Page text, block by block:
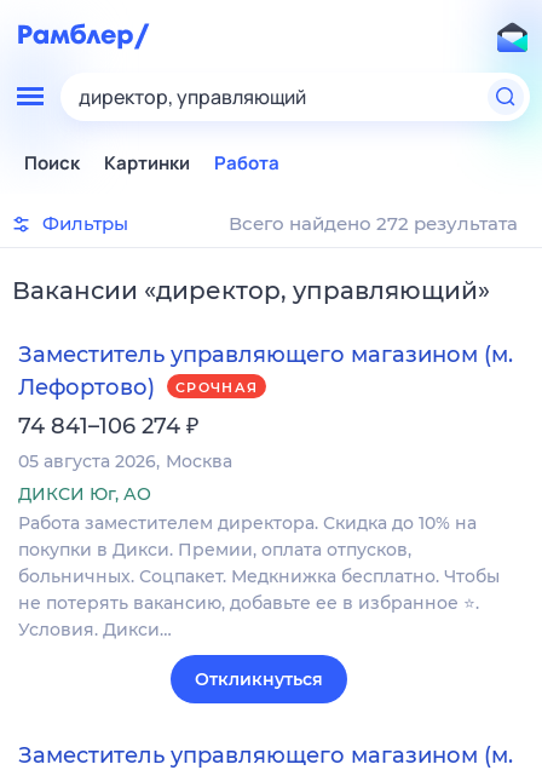
директор, управляющий
Поиск Картинки Работа
Фильтры Всего найдено 272 результата
Вакансии «директор, управляющий»
Заместитель управляющего магазином (м.
Лефортово)
СРОЧНАЯ
74 841–106 274 ₽
05 августа 2026 Москва
ДИКСИ Юг, АО
Работа заместителем директора. Скидка до 10% на
покупки в Дикси. Премии, оплата отпусков,
больничных. Соцпакет. Медкнижка бесплатно. Чтобы
не потерять вакансию, добавьте ее в избранное ⭐.
Условия. Дикси…
Откликнуться
Заместитель управляющего магазином (м.